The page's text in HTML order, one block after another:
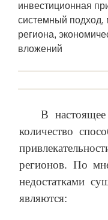
инвестиционная
системный подход,
региона,
вложений
В
количество
регионов. По
недостатками
являются: